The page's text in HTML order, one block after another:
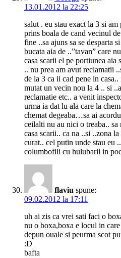
13.01.2012 la 22:25
salut . eu stau exact la 3 si
prins boala de cand vecinul
fine ..sa ajuns sa se desparta
bucata aia de ..”tavan” care
casa scarii el pe portiunea aia
.. nu prea am avut reclamatii
de la 3 ca ii cad pene in
mutat un vecin nou la 4 .. si
reclamatie etc.. a venit
urma ia dat lu ala care la
chemat degeaba…sa ai
ceilalti nu au nici o treaba..
casa scarii.. ca na ..si ..zona
curat.. cel putin unde stau eu
columbofili cu hulubarii in
flaviu spune:
09.02.2012 la 17:11
uh ai zis ca vrei sati faci o
nu o boxa,boxa e locul in
depun ouale si peurma scot
:D
bafta